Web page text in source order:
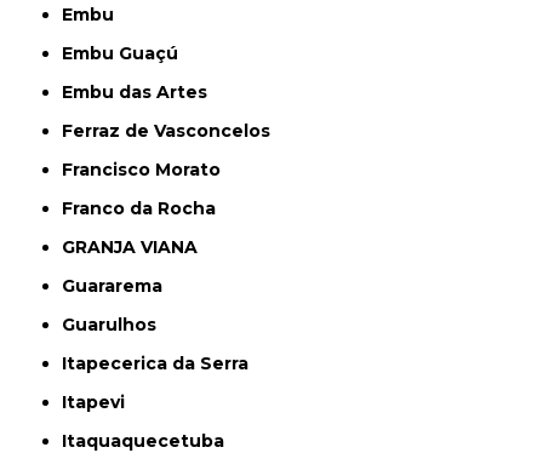
Embu
Embu Guaçú
Embu das Artes
Ferraz de Vasconcelos
Francisco Morato
Franco da Rocha
GRANJA VIANA
Guararema
Guarulhos
Itapecerica da Serra
Itapevi
Itaquaquecetuba